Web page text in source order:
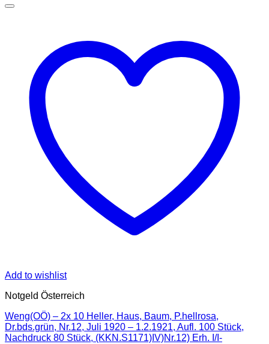
Add to wishlist
Notgeld Österreich
Weng(OÖ) – 2x 10 Heller, Haus, Baum, P.hellrosa,
Dr.bds.grün, Nr.12, Juli 1920 – 1.2.1921, Aufl. 100 Stück,
Nachdruck 80 Stück, (KKN.S1171)IV)Nr.12) Erh. I/I-